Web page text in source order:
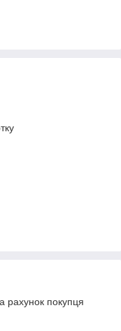
рахунок покупця